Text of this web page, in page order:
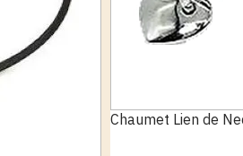
Chaumet Lien de